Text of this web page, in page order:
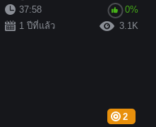
Satomi《ชุดกะลาสีสีเทา...
37:58
0%
1 ปีที่แล้ว
3.1K
2